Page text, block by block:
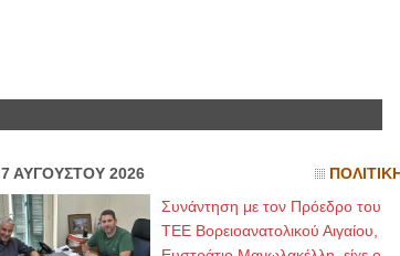
7 ΑΥΓΟΥΣΤΟΥ 2026 ΠΟΛΙΤΙΚΗ
Συνάντηση με τον Πρόεδρο του
ΤΕΕ Βορειοανατολικού Αιγαίου,